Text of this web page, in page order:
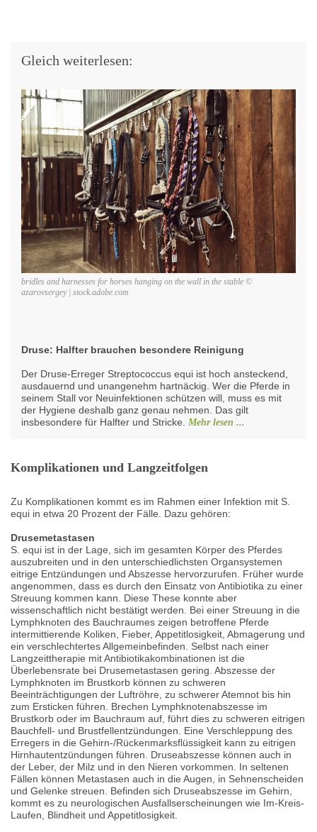
Gleich weiterlesen:
bridles and harnesses for horses hanging on the wall in the stable ©
azarovsergey | stock.adobe.com
Druse: Halfter brauchen besondere Reinigung
Der Druse-Erreger Streptococcus equi ist hoch ansteckend,
ausdauernd und unangenehm hartnäckig. Wer die Pferde in
seinem Stall vor Neuinfektionen schützen will, muss es mit
der Hygiene deshalb ganz genau nehmen. Das gilt
insbesondere für Halfter und Stricke. Mehr lesen ...
Komplikationen und Langzeitfolgen
Zu Komplikationen kommt es im Rahmen einer Infektion mit S.
equi in etwa 20 Prozent der Fälle. Dazu gehören:
Drusemetastasen
S. equi ist in der Lage, sich im gesamten Körper des Pferdes
auszubreiten und in den unterschiedlichsten Organsystemen
eitrige Entzündungen und Abszesse hervorzurufen. Früher wurde
angenommen, dass es durch den Einsatz von Antibiotika zu einer
Streuung kommen kann. Diese These konnte aber
wissenschaftlich nicht bestätigt werden. Bei einer Streuung in die
Lymphknoten des Bauchraumes zeigen betroffene Pferde
intermittierende Koliken, Fieber, Appetitlosigkeit, Abmagerung und
ein verschlechtertes Allgemeinbefinden. Selbst nach einer
Langzeittherapie mit Antibiotikakombinationen ist die
Überlebensrate bei Drusemetastasen gering. Abszesse der
Lymphknoten im Brustkorb können zu schweren
Beeinträchtigungen der Luftröhre, zu schwerer Atemnot bis hin
zum Ersticken führen. Brechen Lymphknotenabszesse im
Brustkorb oder im Bauchraum auf, führt dies zu schweren eitrigen
Bauchfell- und Brustfellentzündungen. Eine Verschleppung des
Erregers in die Gehirn-/Rückenmarksflüssigkeit kann zu eitrigen
Hirnhautentzündungen führen. Druseabszesse können auch in
der Leber, der Milz und in den Nieren vorkommen. In seltenen
Fällen können Metastasen auch in die Augen, in Sehnenscheiden
und Gelenke streuen. Befinden sich Druseabszesse im Gehirn,
kommt es zu neurologischen Ausfallserscheinungen wie Im-Kreis-
Laufen, Blindheit und Appetitlosigkeit.